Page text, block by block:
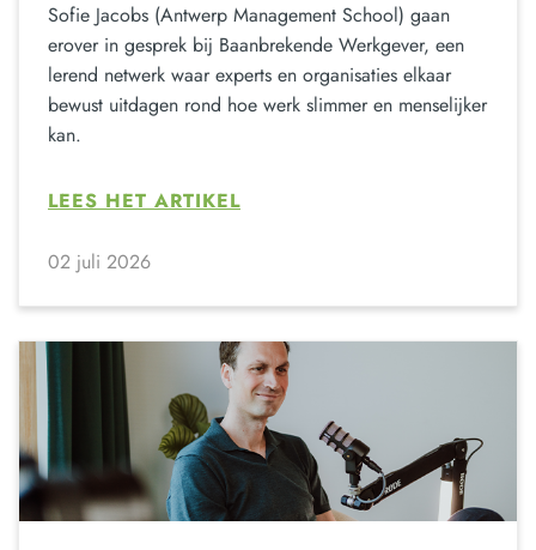
Sofie Jacobs (Antwerp Management School) gaan
erover in gesprek bij Baanbrekende Werkgever, een
lerend netwerk waar experts en organisaties elkaar
bewust uitdagen rond hoe werk slimmer en menselijker
kan.
LEES HET ARTIKEL
02 juli 2026